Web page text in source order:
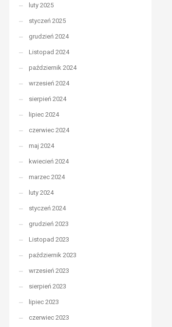
luty 2025
styczeń 2025
grudzień 2024
Listopad 2024
październik 2024
wrzesień 2024
sierpień 2024
lipiec 2024
czerwiec 2024
maj 2024
kwiecień 2024
marzec 2024
luty 2024
styczeń 2024
grudzień 2023
Listopad 2023
październik 2023
wrzesień 2023
sierpień 2023
lipiec 2023
czerwiec 2023